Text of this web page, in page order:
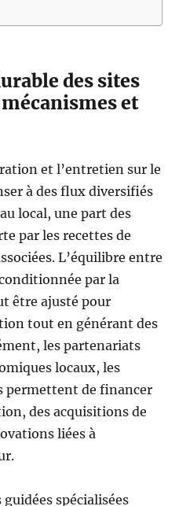
des sites
et
et l’entretien sur le
à des flux diversifiés
local, une part des
par les recettes de
L’équilibre entre
par la
être ajusté pour
tout en générant des
les partenariats
locaux, les
permettent de financer
des acquisitions de
liées à
spécialisées